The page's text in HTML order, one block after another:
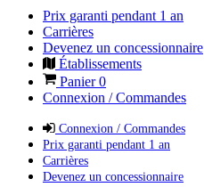
Prix garanti pendant 1 an
Carrières
Devenez un concessionnaire
Établissements
Panier0
Connexion / Commandes
Connexion / Commandes
Prix garanti pendant 1 an
Carrières
Devenez un concessionnaire